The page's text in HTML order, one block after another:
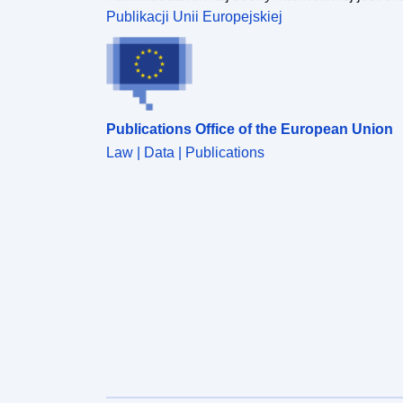
Publikacji Unii Europejskiej
Publications Office of the European Union
Law | Data | Publications